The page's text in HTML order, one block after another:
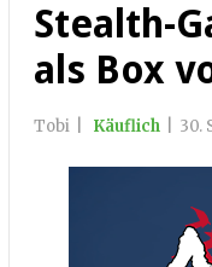
Stealth-
als Box
Tobi Käuflich 30.